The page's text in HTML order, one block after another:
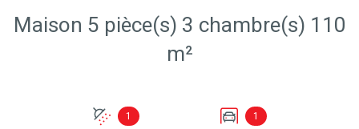
Maison 5 pièce(s) 3 chambre(s) 110
m²
1 1